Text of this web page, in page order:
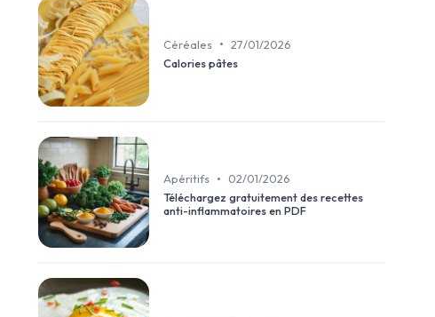
Céréales • 27/01/2026
Calories pâtes
Apéritifs •
02/01/2026
Téléchargez gratuitement des recettes
anti-inflammatoires en PDF